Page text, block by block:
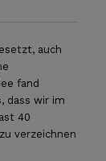
auch
fand
dass wir im
40
verzeichnen